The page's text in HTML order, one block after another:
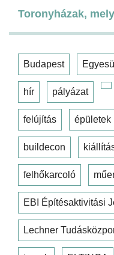
Toronyházak,
Budapest
hír pályázat
felújítás épületek
buildecon
felhőkarcoló
EBI Építésaktivitási
Lechner